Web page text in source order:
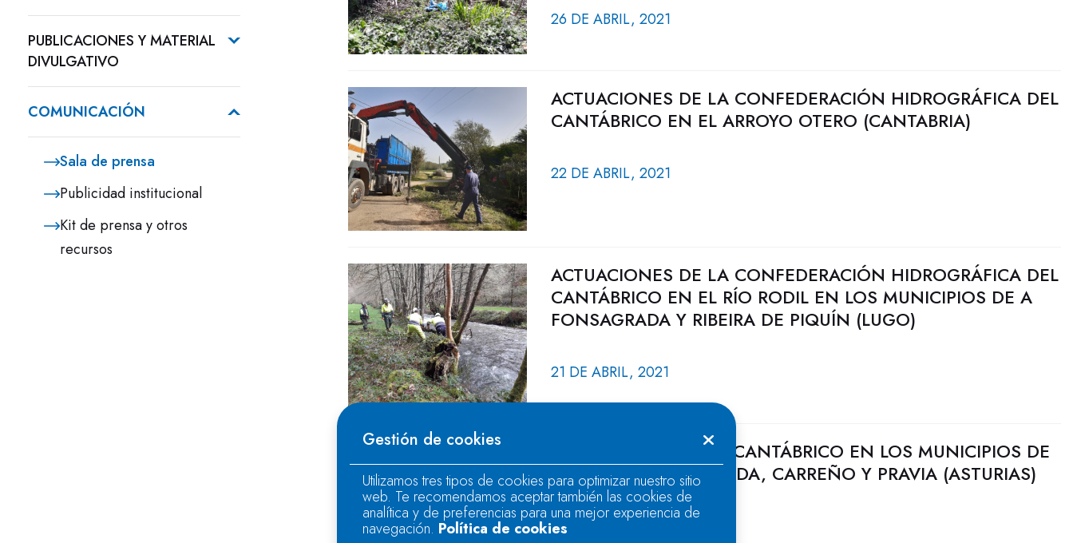
PUBLICACIONES Y MATERIAL
DIVULGATIVO
COMUNICACIÓN
Sala de prensa
Publicidad institucional
Kit de prensa y otros
recursos
26 DE ABRIL, 2021
ACTUACIONES DE LA CONFEDERACIÓN HIDROGRÁFICA DEL
CANTÁBRICO EN EL ARROYO OTERO (CANTABRIA)
22 DE ABRIL, 2021
ACTUACIONES DE LA CONFEDERACIÓN HIDROGRÁFICA DEL
CANTÁBRICO EN EL RÍO RODIL EN LOS MUNICIPIOS DE A
FONSAGRADA Y RIBEIRA DE PIQUÍN (LUGO)
21 DE ABRIL, 2021
ACTUACIONES DE CHCANTÁBRICO EN LOS MUNICIPIOS DE
BELMONTE DE MIRANDA, CARREÑO Y PRAVIA (ASTURIAS)
20 DE ABRIL, 2021
Gestión de cookies
Utilizamos tres tipos de cookies para optimizar nuestro sitio
web. Te recomendamos aceptar también las cookies de
analítica y de preferencias para una mejor experiencia de
navegación. Política de cookies